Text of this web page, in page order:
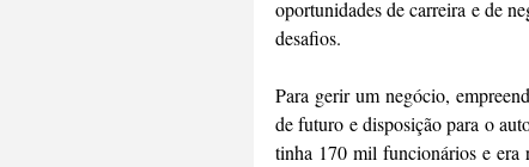
oportunidades de carreira e de
desafios.
Para gerir um negócio,
de futuro e disposição para o
tinha 170 mil funcionários e era